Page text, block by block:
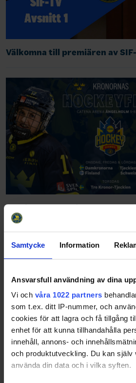
Samtycke Information
Ansvarsfull användning av dina
Vi och våra 1022 partners
som t.ex. ditt IP-nummer, och
cookies för att lagra och få tillgång
enhet för att kunna tillhandahålla
innehåll, annons- och
och produktutveckling. Du kan själv
använda din data och i vilka syften.
Välkomna till premiären av
Damkronorna och Tre Kronor
november
Det blir en fullmatad
november 2025. För
Hockey Games, vår
Hockey Tour. Damkronorna